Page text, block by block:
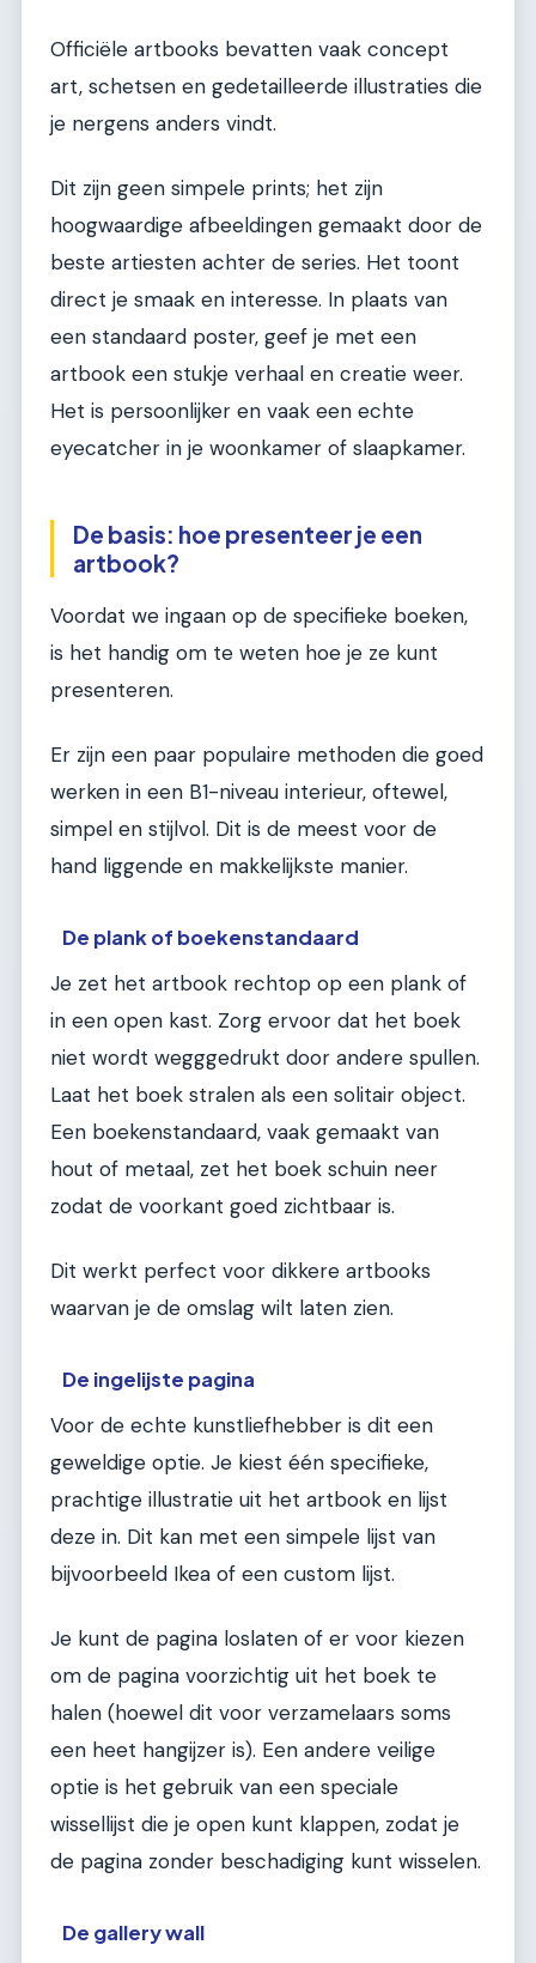
Officiële artbooks bevatten vaak concept
art, schetsen en gedetailleerde illustraties die
je nergens anders vindt.
Dit zijn geen simpele prints; het zijn
hoogwaardige afbeeldingen gemaakt door de
beste artiesten achter de series. Het toont
direct je smaak en interesse. In plaats van
een standaard poster, geef je met een
artbook een stukje verhaal en creatie weer.
Het is persoonlijker en vaak een echte
eyecatcher in je woonkamer of slaapkamer.
De basis: hoe presenteer je een
artbook?
Voordat we ingaan op de specifieke boeken,
is het handig om te weten hoe je ze kunt
presenteren.
Er zijn een paar populaire methoden die goed
werken in een B1-niveau interieur, oftewel,
simpel en stijlvol. Dit is de meest voor de
hand liggende en makkelijkste manier.
De plank of boekenstandaard
Je zet het artbook rechtop op een plank of
in een open kast. Zorg ervoor dat het boek
niet wordt wegggedrukt door andere spullen.
Laat het boek stralen als een solitair object.
Een boekenstandaard, vaak gemaakt van
hout of metaal, zet het boek schuin neer
zodat de voorkant goed zichtbaar is.
Dit werkt perfect voor dikkere artbooks
waarvan je de omslag wilt laten zien.
De ingelijste pagina
Voor de echte kunstliefhebber is dit een
geweldige optie. Je kiest één specifieke,
prachtige illustratie uit het artbook en lijst
deze in. Dit kan met een simpele lijst van
bijvoorbeeld Ikea of een custom lijst.
Je kunt de pagina loslaten of er voor kiezen
om de pagina voorzichtig uit het boek te
halen (hoewel dit voor verzamelaars soms
een heet hangijzer is). Een andere veilige
optie is het gebruik van een speciale
wissellijst die je open kunt klappen, zodat je
de pagina zonder beschadiging kunt wisselen.
De gallery wall